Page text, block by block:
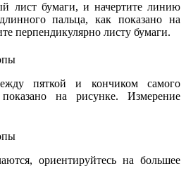
лист бумаги, и начертите линию
пальца, как показано на
перпендикулярно листу бумаги.
пяткой и кончиком самого
на рисунке. Измерение
ориентируйтесь на большее